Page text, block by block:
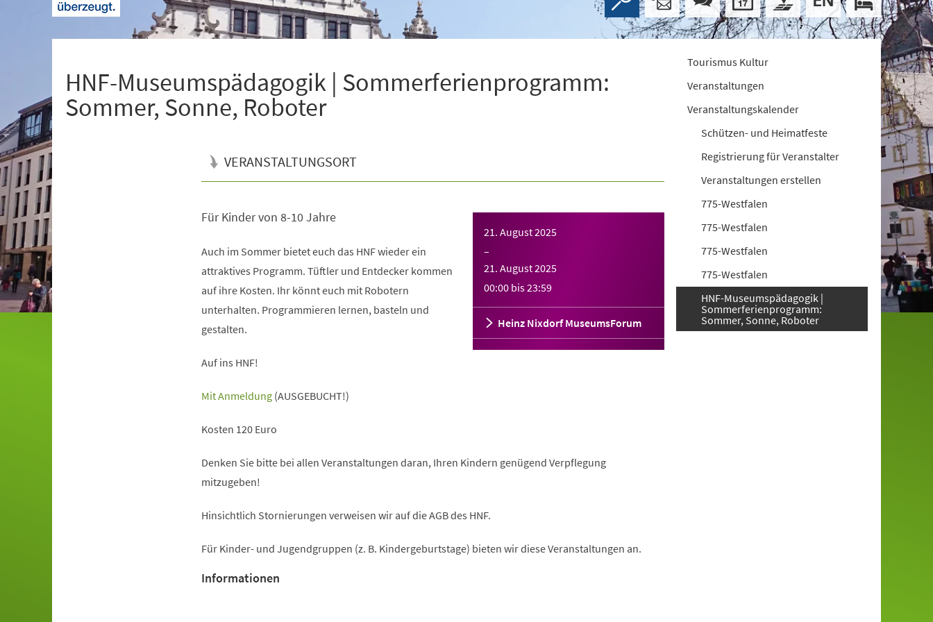
HNF-Museumspädagogik | Sommerferienprogramm:
Sommer, Sonne, Roboter
VERANSTALTUNGSORT
21. August 2025
–
21. August 2025
00:00 bis23:59
Heinz Nixdorf MuseumsForum
Für Kinder von 8-10 Jahre
Auch im Sommer bietet euch das HNF wieder ein
attraktives Programm. Tüftler und Entdecker kommen
auf ihre Kosten. Ihr könnt euch mit Robotern
unterhalten. Programmieren lernen, basteln und
gestalten.
Auf ins HNF!
Mit Anmeldung (AUSGEBUCHT!)
Kosten 120 Euro
Denken Sie bitte bei allen Veranstaltungen daran, Ihren Kindern genügend Verpflegung
mitzugeben!
Hinsichtlich Stornierungen verweisen wir auf die AGB des HNF.
Für Kinder- und Jugendgruppen (z. B. Kindergeburtstage) bieten wir diese Veranstaltungen an.
Informationen
Tourismus Kultur
Veranstaltungen
Veranstaltungskalender
Schützen- und Heimatfeste
Registrierung für Veranstalter
Veranstaltungen erstellen
775-Westfalen
775-Westfalen
775-Westfalen
775-Westfalen
HNF-Museumspädagogik |
Sommerferienprogramm:
Sommer, Sonne, Roboter